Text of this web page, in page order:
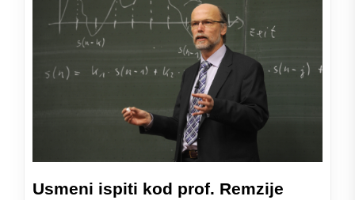
Usmeni ispiti kod prof. Remzije